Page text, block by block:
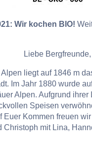
Wir kochen BIO!
Liebe Bergfreunde,
liegt auf 1846 m
Im Jahr 1880 wurde
Alpen. Aufgrund
Speisen
Euer Kommen freuen
Christoph mit Lina,